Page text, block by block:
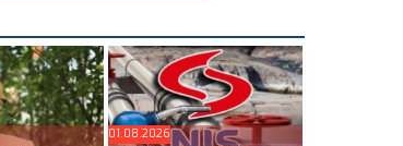
01.08.2026